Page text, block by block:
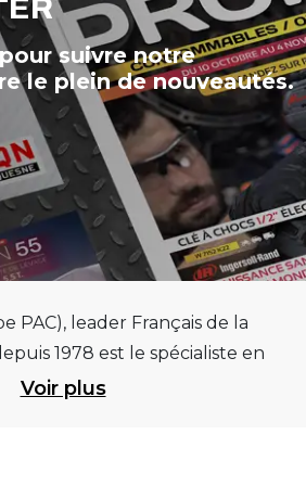
suivre notre
le plein de nouveautés.
PAC), leader Français de la
1978 est le spécialiste en
pour garages et centres
Voir plus